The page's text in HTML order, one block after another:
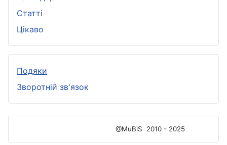
Статті
Цікаво
Подяки
Зворотній зв'язок
@MuBiS 2010 - 2025